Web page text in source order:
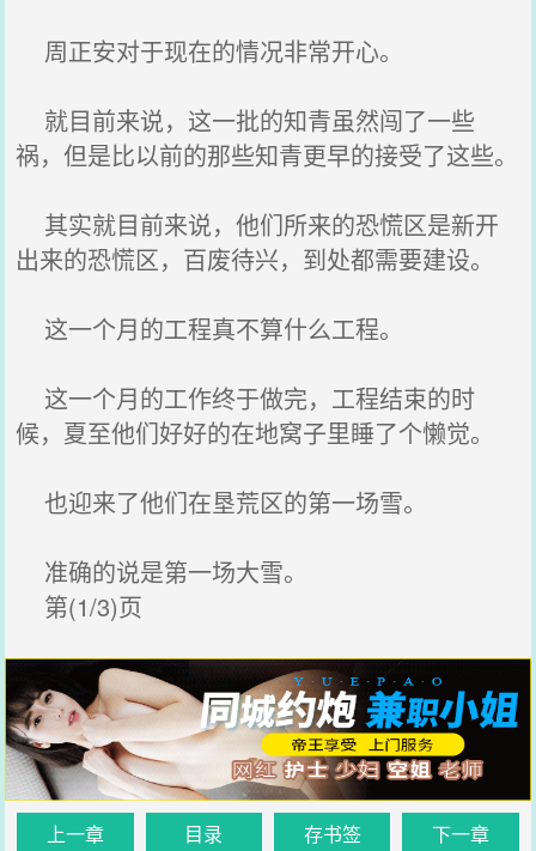
周正安对于现在的情况非常开心。
就目前来说，这一批的知青虽然闯了一些
祸，但是比以前的那些知青更早的接受了这些。
其实就目前来说，他们所来的恐慌区是新开
出来的恐慌区，百废待兴，到处都需要建设。
这一个月的工程真不算什么工程。
这一个月的工作终于做完，工程结束的时
候，夏至他们好好的在地窝子里睡了个懒觉。
也迎来了他们在垦荒区的第一场雪。
准确的说是第一场大雪。
第(1/3)页
上一章 目录 存书签 下一章